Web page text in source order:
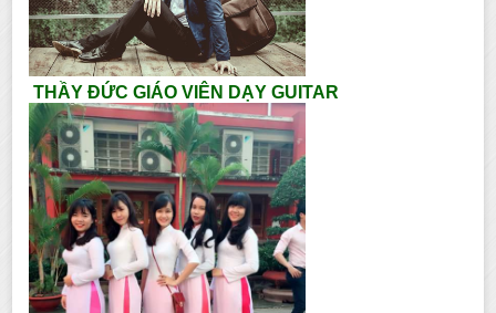
THẦY ĐỨC GIÁO VIÊN DẠY GUITAR